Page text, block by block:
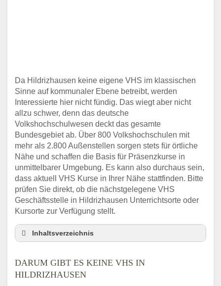
Da Hildrizhausen keine eigene VHS im klassischen
Sinne auf kommunaler Ebene betreibt, werden
Interessierte hier nicht fündig. Das wiegt aber nicht
allzu schwer, denn das deutsche
Volkshochschulwesen deckt das gesamte
Bundesgebiet ab. Über 800 Volkshochschulen mit
mehr als 2.800 Außenstellen sorgen stets für örtliche
Nähe und schaffen die Basis für Präsenzkurse in
unmittelbarer Umgebung. Es kann also durchaus sein,
dass aktuell VHS Kurse in Ihrer Nähe stattfinden. Bitte
prüfen Sie direkt, ob die nächstgelegene VHS
Geschäftsstelle in Hildrizhausen Unterrichtsorte oder
Kursorte zur Verfügung stellt.
Inhaltsverzeichnis
3 schnelle Tipps
Checkliste: So finden auch Menschen aus
DARUM GIBT ES KEINE VHS IN
HILDRIZHAUSEN